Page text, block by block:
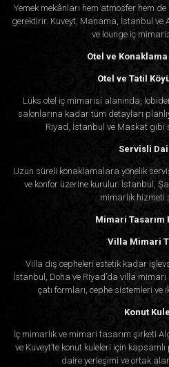
Yemek mekânları hem atmosfer hem
gerektirir. Kuveyt, Manama, İstanbul ve
ve lounge iç
Otel ve Konaklama
Otel ve Tatil
Lüks otel iç mimarisi alanında,
salonlarına kadar tüm detayları
Riyad, İstanbul ve Maskat gibi
Servisli
Uzun süreli konaklamalara yönelik
ve konfor üzerine kurulur. İstanbul,
mimarlık hizmeti
Mimari
Villa Mimari
Villa dış cepheleri estetik kadar
İstanbul, Doha ve Riyad’da villa
çatı formları, cephe sistemleri ve
Konut
İç mimarlık ve mimari tasarım şirketi
ve Kuveyt’te konut kuleleri için
daire yerleşimi ve ortak